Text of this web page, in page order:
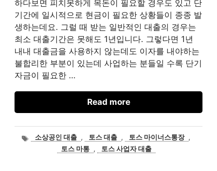
하다보면 피치못하게 목돈이 필요할 경우도 있고 단
기간에 일시적으로 현금이 필요한 상황들이 종종 발
생하는데요. 그럴 때 받는 일반적인 대출의 경우는
최소 대출기간은 못해도 1년입니다. 그렇다면 1년
내내 대출금을 사용하지 않는데도 이자를 내야하는
불합리한 부분이 있는데 사업하는 분들일 수록 단기
자금이 필요한 …
Read more
태소상공인 대출 , 토스 대출 , 토스 마이너스통장 ,
토스 마통 , 토스 사업자 대출